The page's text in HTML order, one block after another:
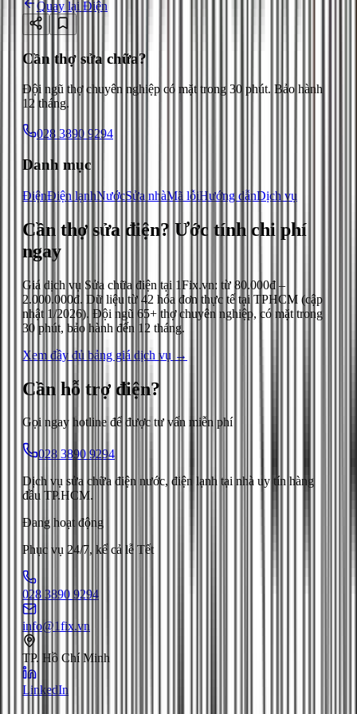
Quay lại Điện
Cần thợ sửa chữa?
Đội ngũ thợ chuyên nghiệp có mặt trong 30 phút. Bảo hành
12 tháng.
028 3890 9294
Danh mục
ĐiệnĐiện lạnhNướcSửa nhàMã lỗiHướng dẫnDịch vụ
Cần thợ sửa điện? Ước tính chi phí
ngay
Giá dịch vụ Sửa chữa điện tại 1Fix.vn: từ 80.000đ –
2.000.000đ. Dữ liệu từ 42 hóa đơn thực tế tại TPHCM (cập
nhật 1/2026). Đội ngũ 65+ thợ chuyên nghiệp, có mặt trong
30 phút, bảo hành đến 12 tháng.
Xem đầy đủ bảng giá dịch vụ →
Cần hỗ trợ điện?
Gọi ngay hotline để được tư vấn miễn phí
028 3890 9294
Dịch vụ sửa chữa điện nước, điện lạnh tại nhà uy tín hàng
đầu TP.HCM.
Đang hoạt động
Phục vụ 24/7, kể cả lễ Tết
028 3890 9294
info@1fix.vn
TP. Hồ Chí Minh
LinkedIn